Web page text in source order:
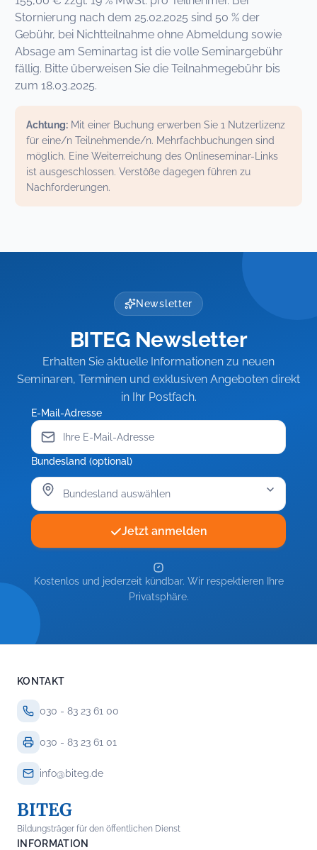
Stornierung nach dem 25.02.2025 sind 50 % der
Gebühr, bei Nichtteilnahme ohne Abmeldung sowie
Absage am Seminartag ist die volle Seminargebühr
fällig. Bitte überweisen Sie die Teilnahmegebühr bis
zum 18.03.2025.
Achtung: Mit einer Buchung erwerben Sie 1 Nutzerlizenz
für eine/n Teilnehmende/n. Mehrfachbuchungen sind
möglich. Eine Weiterreichung des Onlineseminar-Links
ist ausgeschlossen. Verstöße dagegen führen zu
Nachforderungen.
Newsletter
BITEG Newsletter
Erhalten Sie aktuelle Informationen zu neuen
Seminaren, Terminen und exklusiven Angeboten direkt
in Ihr Postfach.
E-Mail-Adresse
Bundesland (optional)
Jetzt anmelden
Kostenlos und jederzeit kündbar. Wir respektieren Ihre
Privatsphäre.
KONTAKT
030 - 83 23 61 00
030 - 83 23 61 01
info@biteg.de
BITEG
Bildungsträger für den öffentlichen Dienst
INFORMATION